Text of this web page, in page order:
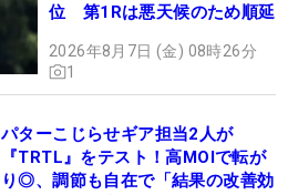
位 第1Rは悪天候のため順延
2026年8月7日 (金) 08時26分
1
パターこじらせギア担当2人が
『TRTL』をテスト！高MOIで転が
り◎、調節も自在で「結果の改善効